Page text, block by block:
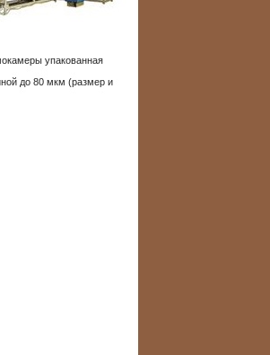
упакованная
до 80 мкм (размер и